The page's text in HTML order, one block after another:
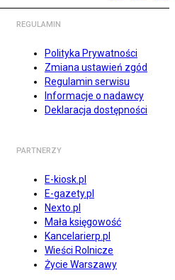
REGULAMIN
Polityka Prywatności
Zmiana ustawień zgód
Regulamin serwisu
Informacje o nadawcy
Deklaracja dostępności
PARTNERZY
E-kiosk.pl
E-gazety.pl
Nexto.pl
Mała księgowość
Kancelarierp.pl
Wieści Rolnicze
Życie Warszawy